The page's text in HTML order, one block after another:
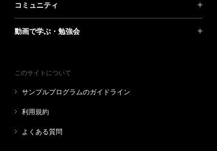
コミュニティ
動画で学ぶ・勉強会
このサイトについて
サンプルプログラムのガイドライン
利用規約
よくある質問